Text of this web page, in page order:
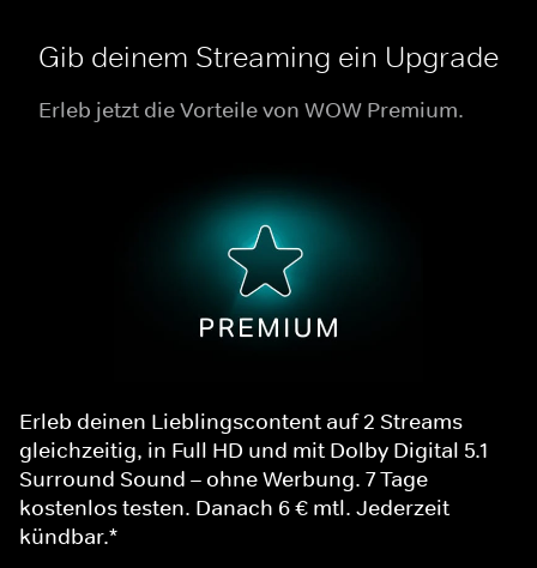
Gib deinem Streaming ein Upgrade
Erleb jetzt die Vorteile von WOW Premium.
Erleb deinen Lieblingscontent auf 2 Streams
gleichzeitig, in Full HD und mit Dolby Digital 5.1
Surround Sound – ohne Werbung. 7 Tage
kostenlos testen. Danach 6 € mtl. Jederzeit
kündbar.*